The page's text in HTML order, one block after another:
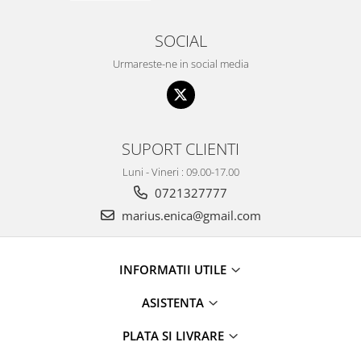
SOCIAL
Urmareste-ne in social media
SUPORT CLIENTI
Luni - Vineri : 09.00-17.00
0721327777
marius.enica@gmail.com
INFORMATII UTILE
ASISTENTA
PLATA SI LIVRARE